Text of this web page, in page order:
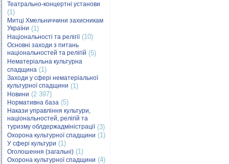
Театрально-концертні установи
(1)
Митці Хмельниччини захисникам
України (1)
Національності та релігії(10)
Основні заходи з питань
національностей та релігій (5)
Нематеріальна культурна
спадщина (1)
Заходи у сфері нематеріальної
культурної спадщини (1)
Новини (2 397)
Нормативна база (5)
Накази управління культури,
національностей, релігій та
туризму облдержадміністрації(3)
Охорона культурної спадщини (1)
У сфері культури (1)
Оголошення (загальні) (1)
Охорона культурної спадщини (4)